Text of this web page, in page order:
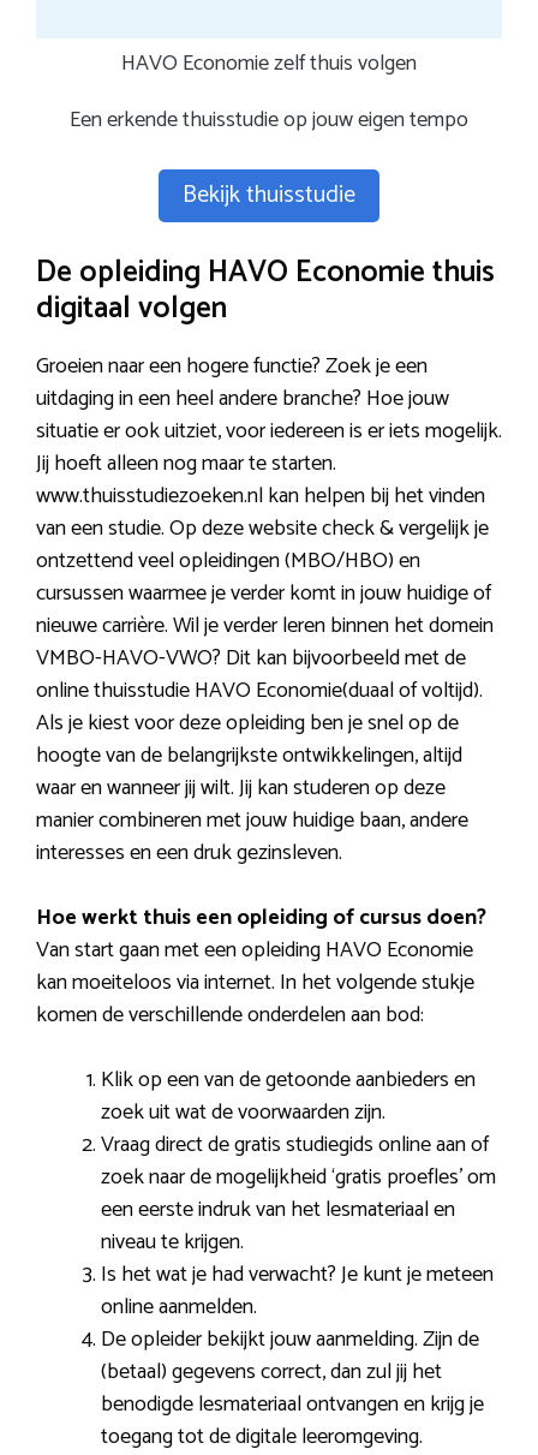
HAVO Economie zelf thuis volgen
Een erkende thuisstudie op jouw eigen tempo
Bekijk thuisstudie
De opleiding HAVO Economie thuis
digitaal volgen
Groeien naar een hogere functie? Zoek je een
uitdaging in een heel andere branche? Hoe jouw
situatie er ook uitziet, voor iedereen is er iets mogelijk.
Jij hoeft alleen nog maar te starten.
www.thuisstudiezoeken.nl kan helpen bij het vinden
van een studie. Op deze website check & vergelijk je
ontzettend veel opleidingen (MBO/HBO) en
cursussen waarmee je verder komt in jouw huidige of
nieuwe carrière. Wil je verder leren binnen het domein
VMBO-HAVO-VWO? Dit kan bijvoorbeeld met de
online thuisstudie HAVO Economie(duaal of voltijd).
Als je kiest voor deze opleiding ben je snel op de
hoogte van de belangrijkste ontwikkelingen, altijd
waar en wanneer jij wilt. Jij kan studeren op deze
manier combineren met jouw huidige baan, andere
interesses en een druk gezinsleven.
Hoe werkt thuis een opleiding of cursus doen?
Van start gaan met een opleiding HAVO Economie
kan moeiteloos via internet. In het volgende stukje
komen de verschillende onderdelen aan bod:
Klik op een van de getoonde aanbieders en
zoek uit wat de voorwaarden zijn.
Vraag direct de gratis studiegids online aan of
zoek naar de mogelijkheid ‘gratis proefles’ om
een eerste indruk van het lesmateriaal en
niveau te krijgen.
Is het wat je had verwacht? Je kunt je meteen
online aanmelden.
De opleider bekijkt jouw aanmelding. Zijn de
(betaal) gegevens correct, dan zul jij het
benodigde lesmateriaal ontvangen en krijg je
toegang tot de digitale leeromgeving.